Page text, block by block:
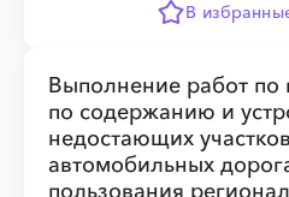
В
Выполнение работ
по содержанию и
недостающих
автомобильных
пользования